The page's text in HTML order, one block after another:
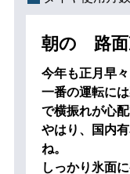
朝の 路
今年も正月早
一番の運転に
で横振れが心配
やはり、国内
ね。
しっかり氷面